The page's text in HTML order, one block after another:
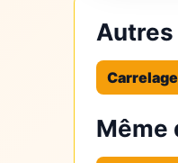
Carrelage
Même